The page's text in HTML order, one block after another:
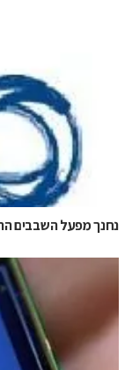
נחנך מפעל השבבים